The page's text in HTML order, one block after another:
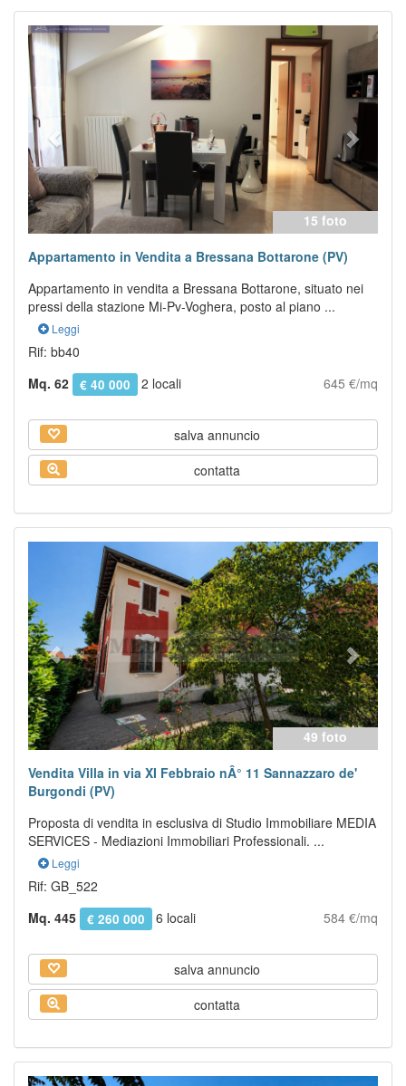
15 foto
Previous Next
Appartamento in Vendita a Bressana Bottarone (PV)
Appartamento in vendita a Bressana Bottarone, situato nei
pressi della stazione Mi-Pv-Voghera, posto al piano ...
Leggi
Rif: bb40
Mq. 62
€ 40 000 2 locali 645 €/mq
salva annuncio
contatta
49 foto
Previous Next
Vendita Villa in via XI Febbraio nÂ° 11 Sannazzaro de'
Burgondi (PV)
Proposta di vendita in esclusiva di Studio Immobiliare MEDIA
SERVICES - Mediazioni Immobiliari Professionali. ...
Leggi
Rif: GB_522
Mq. 445
€ 260 000 6 locali 584 €/mq
salva annuncio
contatta